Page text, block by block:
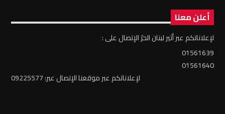
أعلن معنا
لإعلاناتكم عبر أثير لبنان الحرّ الإتصال على :
01561639
01561640
لإعلاناتكم عبر موقعنا الإتصال عبر: 09225577